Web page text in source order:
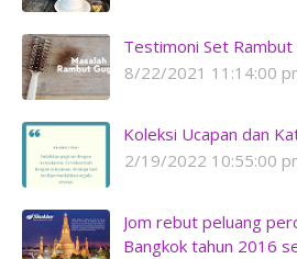
Testimoni Set Rambut
8/22/2021 11:14:00
Koleksi Ucapan dan
2/19/2022 10:55:00
Jom rebut peluang
Bangkok tahun 2016